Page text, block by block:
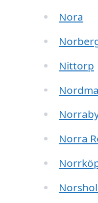
Nora
Nittorp
Norra